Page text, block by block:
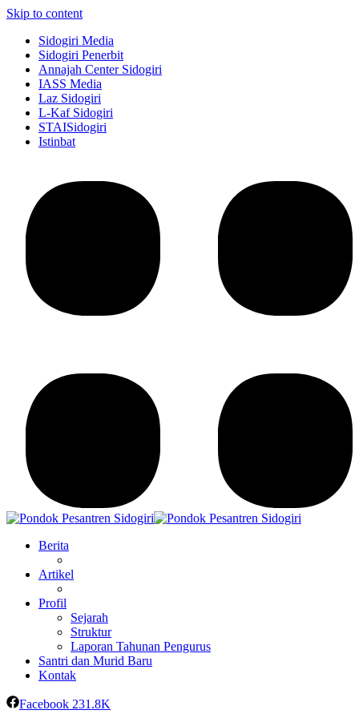
Skip to content
Sidogiri Media
Sidogiri Penerbit
Annajah Center Sidogiri
IASS Media
Laz Sidogiri
L-Kaf Sidogiri
STAISidogiri
Istinbat
Berita
Artikel
Profil
Sejarah
Struktur
Laporan Tahunan Pengurus
Santri dan Murid Baru
Kontak
Facebook 231.8K